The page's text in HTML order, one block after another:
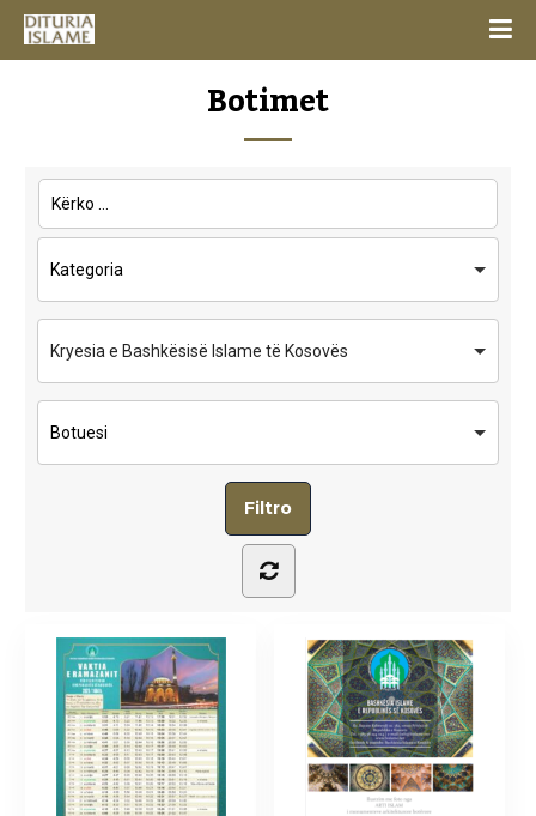
Botimet
Kryesia e Bashkësisë Islame të Kosovës